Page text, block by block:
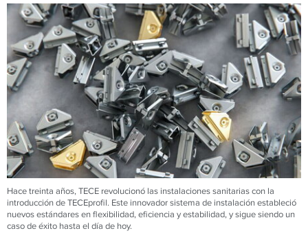
Hace treinta años, TECE revolucionó las instalaciones sanitarias con la
introducción de TECEprofil. Este innovador sistema de instalación estableció
nuevos estándares en flexibilidad, eficiencia y estabilidad, y sigue siendo un
caso de éxito hasta el día de hoy.